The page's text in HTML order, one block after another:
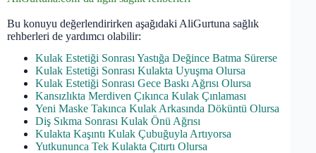
Bu konuyu değerlendirirken aşağıdaki AliGurtuna sağlık
rehberleri de yardımcı olabilir:
Kulak Estetiği Sonrası Yastığa Değince Batma Sürerse
Kulak Estetiği Sonrası Kulakta Uyuşma Olursa
Kulak Estetiği Sonrası Gece Baskı Ağrısı Olursa
Kansızlıkta Merdiven Çıkınca Kulak Çınlaması
Yeni Maske Takınca Kulak Arkasında Döküntü Olursa
Diş Sıkma Sonrası Kulak Önü Ağrısı
Kulakta Kaşıntı Kulak Çubuğuyla Artıyorsa
Yutkununca Tek Kulakta Çıtırtı Olursa